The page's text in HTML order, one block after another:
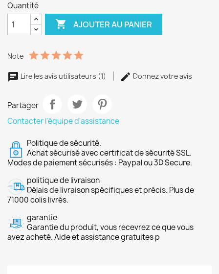
Quantité
 AJOUTER AU PANIER
Note
Lire les avis utilisateurs (1) Donnez votre avis
Partager
Contacter l'équipe d'assistance
Politique de sécurité.
Achat sécurisé avec certificat de sécurité SSL.
Modes de paiement sécurisés : Paypal ou 3D Secure.
politique de livraison
Délais de livraison spécifiques et précis. Plus de
71000 colis livrés.
garantie
Garantie du produit, vous recevrez ce que vous
avez acheté. Aide et assistance gratuites p